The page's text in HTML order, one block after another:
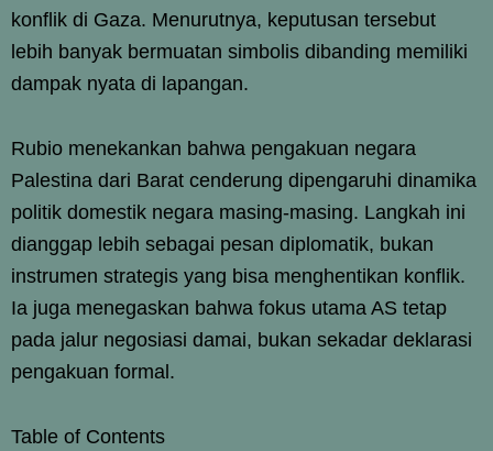
konflik di Gaza. Menurutnya, keputusan tersebut
lebih banyak bermuatan simbolis dibanding memiliki
dampak nyata di lapangan.
Rubio menekankan bahwa pengakuan negara
Palestina dari Barat cenderung dipengaruhi dinamika
politik domestik negara masing-masing. Langkah ini
dianggap lebih sebagai pesan diplomatik, bukan
instrumen strategis yang bisa menghentikan konflik.
Ia juga menegaskan bahwa fokus utama AS tetap
pada jalur negosiasi damai, bukan sekadar deklarasi
pengakuan formal.
Table of Contents